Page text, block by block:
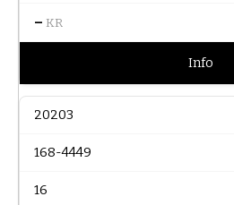
– KR
Info
20203
168-4449
16